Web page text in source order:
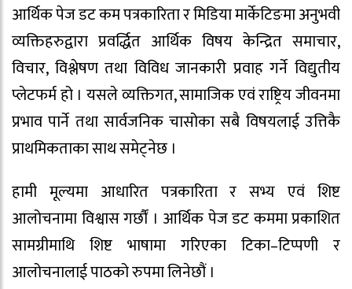
आर्थिक पेज डट कम पत्रकारिता र मिडिया मार्केटिङमा अनुभवी
व्यक्तिहरुद्वारा प्रवर्द्धित आर्थिक विषय केन्द्रित समाचार,
विचार, विश्लेषण तथा विविध जानकारी प्रवाह गर्ने विद्युतीय
प्लेटफर्म हो । यसले व्यक्तिगत, सामाजिक एवं राष्ट्रिय जीवनमा
प्रभाव पार्ने तथा सार्वजनिक चासोका सबै विषयलाई उत्तिकै
प्राथमिकताका साथ समेट्नेछ ।
हामी मूल्यमा आधारित पत्रकारिता र सभ्य एवं शिष्ट
आलोचनामा विश्वास गर्छौं । आर्थिक पेज डट कममा प्रकाशित
सामग्रीमाथि शिष्ट भाषामा गरिएका टिका–टिप्पणी र
आलोचनालाई पाठको रुपमा लिनेछौं ।